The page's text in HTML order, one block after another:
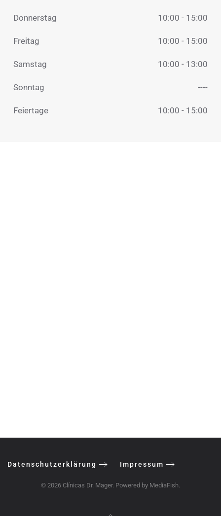
Donnerstag 10:00 - 15:00
Freitag 10:00 - 15:00
Samstag 10:00 - 13:00
Sonntag ----
Feiertage 10:00 - 15:00
Datenschutzerklärung Impressum
© 2026 Clínicas Dr. Mager. Powered by MediaFish.